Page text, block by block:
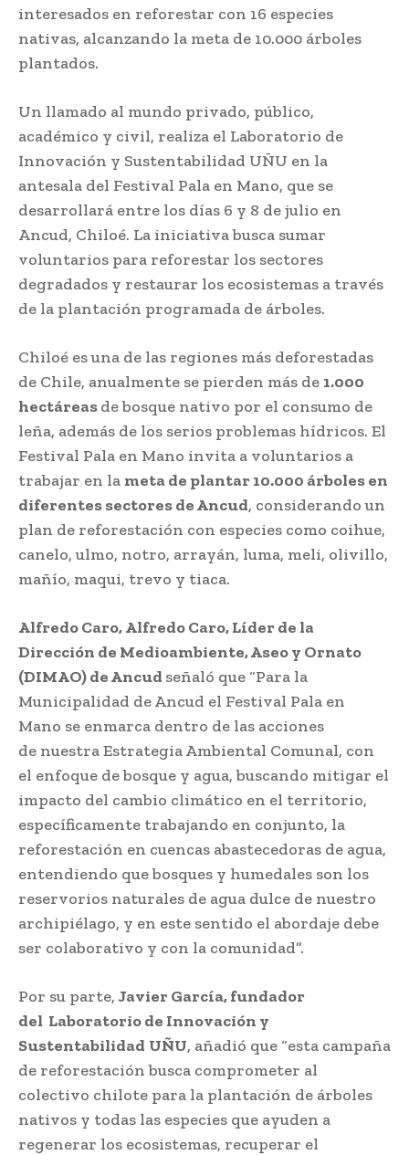
interesados en reforestar con 16 especies
nativas, alcanzando la meta de 10.000 árboles
plantados.
Un llamado al mundo privado, público,
académico y civil, realiza el Laboratorio de
Innovación y Sustentabilidad UÑU en la
antesala del Festival Pala en Mano, que se
desarrollará entre los días 6 y 8 de julio en
Ancud, Chiloé. La iniciativa busca sumar
voluntarios para reforestar los sectores
degradados y restaurar los ecosistemas a través
de la plantación programada de árboles.
Chiloé es una de las regiones más deforestadas
de Chile, anualmente se pierden más de 1.000
hectáreasde bosque nativo por el consumo de
leña, además de los serios problemas hídricos. El
Festival Pala en Mano invita a voluntarios a
trabajar en la meta de plantar 10.000 árboles en
diferentes sectores de Ancud, considerando un
plan de reforestación con especies como coihue,
canelo, ulmo, notro, arrayán, luma, meli, olivillo,
mañío, maqui, trevo y tiaca.
Alfredo Caro, Alfredo Caro, Líder de la
Dirección de Medioambiente, Aseo y Ornato
(DIMAO) de Ancud señaló que “Para la
Municipalidad de Ancud el Festival Pala en
Mano se enmarca dentro de las acciones
de nuestra Estrategia Ambiental Comunal, con
el enfoque de bosque y agua, buscando mitigar el
impacto del cambio climático en el territorio,
específicamente trabajando en conjunto, la
reforestación en cuencas abastecedoras de agua,
entendiendo que bosques y humedales son los
reservorios naturales de agua dulce de nuestro
archipiélago, y en este sentido el abordaje debe
ser colaborativo y con la comunidad”.
Por su parte,Javier García, fundador
del Laboratorio de Innovación y
Sustentabilidad UÑU, añadió que “esta campaña
de reforestación busca comprometer al
colectivo chilote para la plantación de árboles
nativos y todas las especies que ayuden a
regenerar los ecosistemas, recuperar el